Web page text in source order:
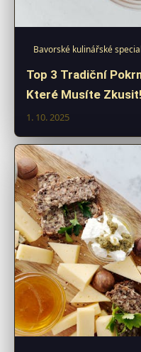
Bavorské kulinářské
Top 3 Tradiční
Které Musíte Zkusit!
1. 10. 2025